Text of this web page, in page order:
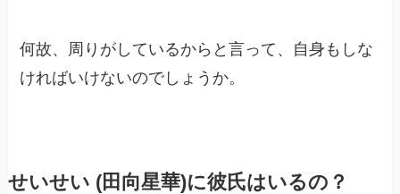
何故、周りがしているからと言って、自身もしな
ければいけないのでしょうか。
せいせい (田向星華)に彼氏はいるの？